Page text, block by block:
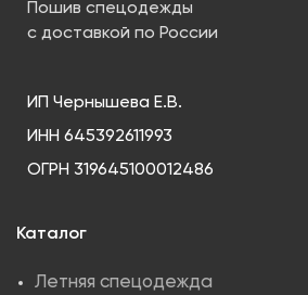
Пошив спецодежды
с доставкой по России
ИП Чернышева Е.В.
ИНН 645392611993
ОГРН 319645100012486
Каталог
Летняя спецодежда